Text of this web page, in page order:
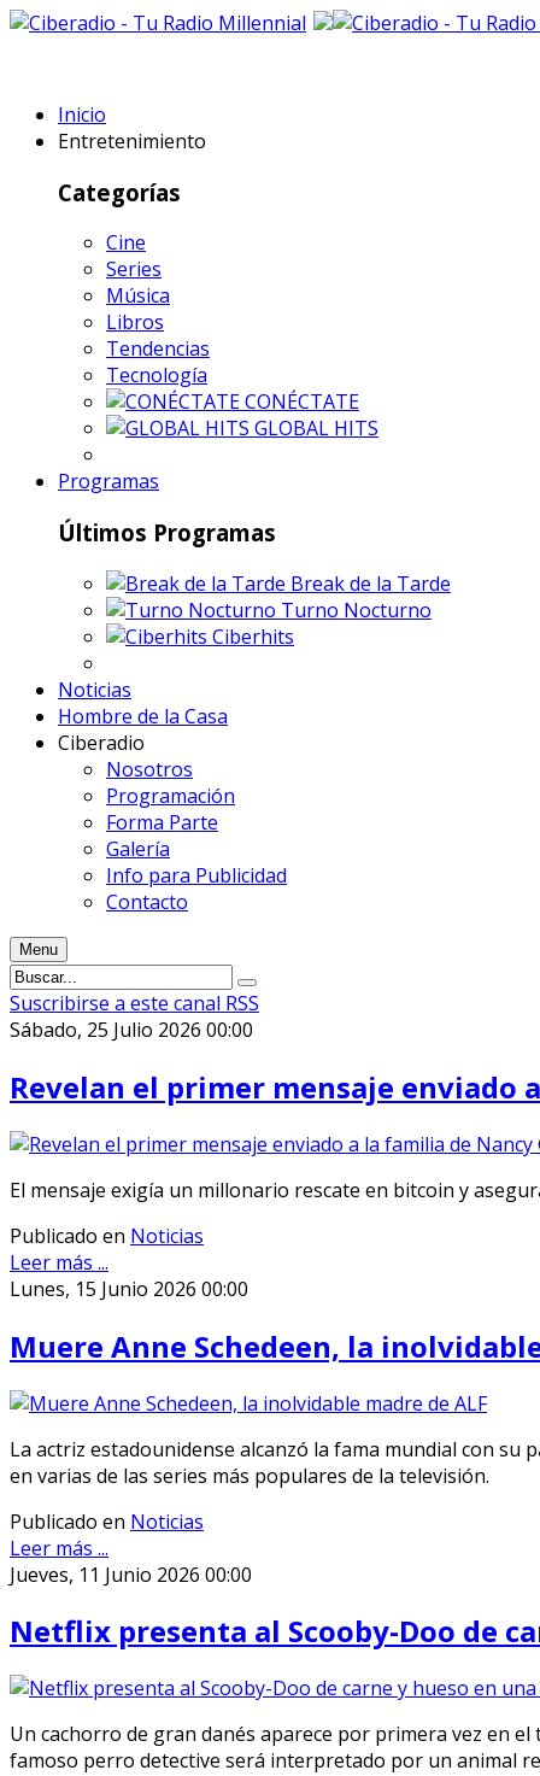
Inicio
Entretenimiento
Categorías
Cine
Series
Música
Libros
Tendencias
Tecnología
CONÉCTATE
GLOBAL HITS
Programas
Últimos Programas
Break de la Tarde
Turno Nocturno
Ciberhits
Noticias
Hombre de la Casa
Ciberadio
Nosotros
Programación
Forma Parte
Galería
Info para Publicidad
Contacto
Menu
Suscribirse a este canal RSS
Sábado, 25 Julio 2026 00:00
Revelan el primer mensaje enviado
El mensaje exigía un millonario rescate en bitcoin y
Publicado en Noticias
Leer más ...
Lunes, 15 Junio 2026 00:00
Muere Anne Schedeen, la
La actriz estadounidense alcanzó la fama mundial con su
en varias de las series más populares de la televisión.
Publicado en Noticias
Leer más ...
Jueves, 11 Junio 2026 00:00
Netflix presenta al Scooby-Doo de
Un cachorro de gran danés aparece por primera vez en
famoso perro detective será interpretado por un animal